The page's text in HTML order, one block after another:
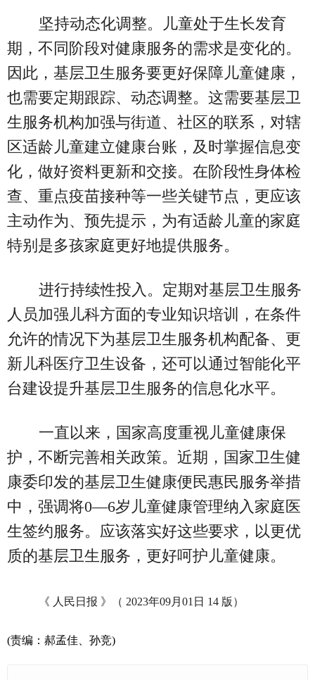
坚持动态化调整。儿童处于生长发育
期，不同阶段对健康服务的需求是变化的。
因此，基层卫生服务要更好保障儿童健康，
也需要定期跟踪、动态调整。这需要基层卫
生服务机构加强与街道、社区的联系，对辖
区适龄儿童建立健康台账，及时掌握信息变
化，做好资料更新和交接。在阶段性身体检
查、重点疫苗接种等一些关键节点，更应该
主动作为、预先提示，为有适龄儿童的家庭
特别是多孩家庭更好地提供服务。
进行持续性投入。定期对基层卫生服务
人员加强儿科方面的专业知识培训，在条件
允许的情况下为基层卫生服务机构配备、更
新儿科医疗卫生设备，还可以通过智能化平
台建设提升基层卫生服务的信息化水平。
一直以来，国家高度重视儿童健康保
护，不断完善相关政策。近期，国家卫生健
康委印发的基层卫生健康便民惠民服务举措
中，强调将0—6岁儿童健康管理纳入家庭医
生签约服务。应该落实好这些要求，以更优
质的基层卫生服务，更好呵护儿童健康。
《 人民日报 》（ 2023年09月01日 14 版）
(责编：郝孟佳、孙竞)